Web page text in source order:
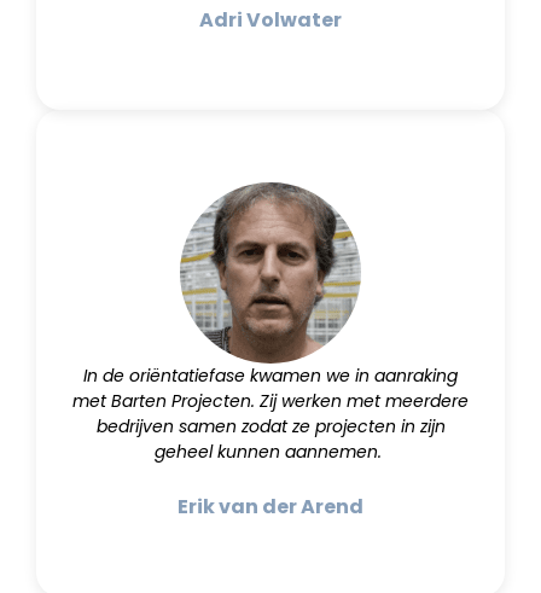
Adri Volwater
In de oriëntatiefase kwamen we in aanraking
met Barten Projecten. Zij werken met meerdere
bedrijven samen zodat ze projecten in zijn
geheel kunnen aannemen.
Erik van der Arend